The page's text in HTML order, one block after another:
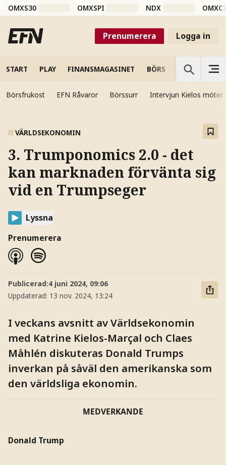
OMXS30 OMXSPI NDX
Prenumerera Logga in
START PLAY FINANSMAGASINET BÖRS VETENSKAP
Börsfrukost EFN Råvaror Börssurr Intervjun Kielos möter
VÄRLDSEKONOMIN
3. Trumponomics 2.0 - det
kan marknaden förvänta sig
vid en Trumpseger
Lyssna
Prenumerera
Publicerad:4 juni 2024, 09:06
Uppdaterad: 13 nov. 2024, 13:24
I veckans avsnitt av Världsekonomin
med Katrine Kielos-Marçal och Claes
Måhlén diskuteras Donald Trumps
inverkan på såväl den amerikanska som
den världsliga ekonomin.
MEDVERKANDE
Donald Trump